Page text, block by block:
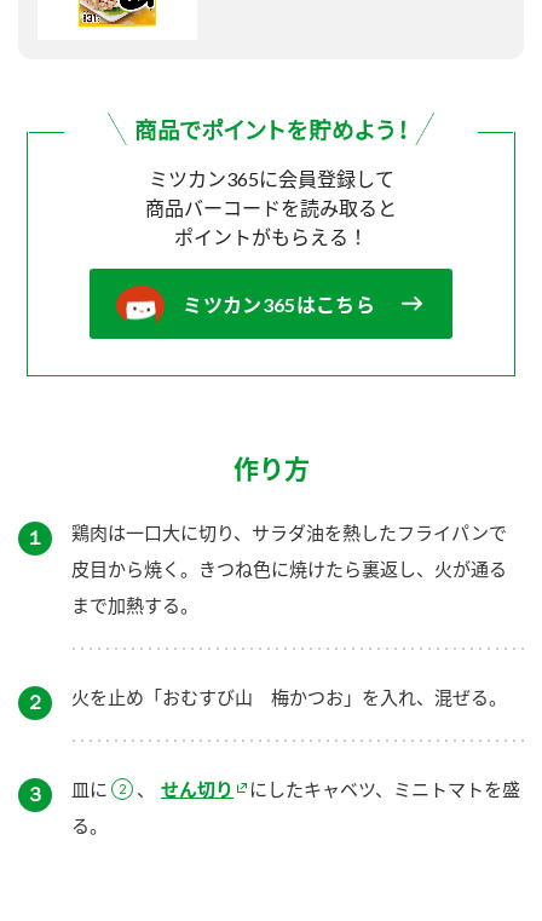
ミツカン365に会員登録して
商品バーコードを読み取ると
ポイントがもらえる！
ミツカン365はこちら
作り方
１
鶏肉は一口大に切り、サラダ油を熱したフライパンで
皮目から焼く。きつね色に焼けたら裏返し、火が通る
まで加熱する。
２ 火を止め「おむすび山 梅かつお」を入れ、混ぜる。
３ 皿に 、 せん切り
にしたキャベツ、ミニトマトを盛
る。